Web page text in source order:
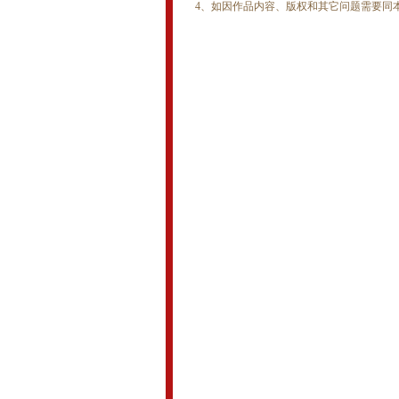
4、如因作品内容、版权和其它问题需要同